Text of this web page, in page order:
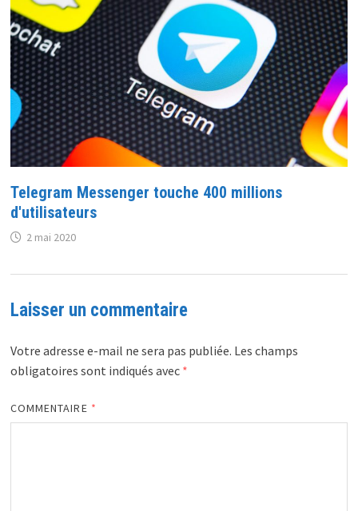
Telegram Messenger touche 400 millions
d'utilisateurs
2 mai 2020
Laisser un commentaire
Votre adresse e-mail ne sera pas publiée. Les champs
obligatoires sont indiqués avec *
COMMENTAIRE *